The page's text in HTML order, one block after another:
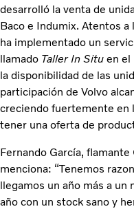
desarrolló la venta de
Baco e Indumix. Atentos
ha implementado un
llamado Taller In Situ en el
la disponibilidad de las
participación de Volvo
creciendo fuertemente en
tener una oferta de
Fernando García,
menciona: “Tenemos
llegamos un año más a
año con un stock sano y